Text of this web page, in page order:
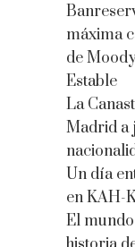
máxima
de
Estable
La
Madrid a
Un día
en KAH-
El